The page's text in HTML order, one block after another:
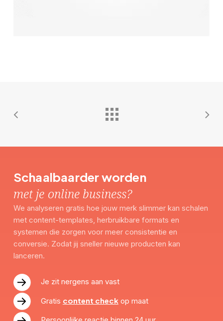
Schaalbaarder worden
met je online business?
We analyseren gratis hoe jouw merk slimmer kan schalen
met content-templates, herbruikbare formats en
systemen die zorgen voor meer consistentie en
conversie. Zodat jij sneller nieuwe producten kan
lanceren.
Je zit nergens aan vast
Gratis content checkop maat